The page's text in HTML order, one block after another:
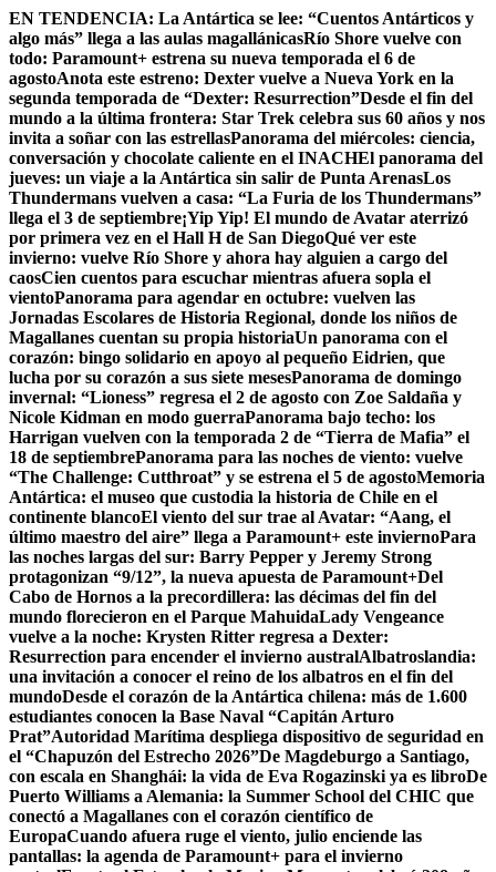
Skip
to
content
EN TENDENCIA: La Antártica se lee: “Cuentos Antárticos y
algo más” llega a las aulas magallánicasRío Shore vuelve con
todo: Paramount+ estrena su nueva temporada el 6 de
agostoAnota este estreno: Dexter vuelve a Nueva York en la
segunda temporada de “Dexter: Resurrection”Desde el fin del
mundo a la última frontera: Star Trek celebra sus 60 años y nos
invita a soñar con las estrellasPanorama del miércoles: ciencia,
conversación y chocolate caliente en el INACHEl panorama del
jueves: un viaje a la Antártica sin salir de Punta ArenasLos
Thundermans vuelven a casa: “La Furia de los Thundermans”
llega el 3 de septiembre¡Yip Yip! El mundo de Avatar aterrizó
por primera vez en el Hall H de San DiegoQué ver este
invierno: vuelve Río Shore y ahora hay alguien a cargo del
caosCien cuentos para escuchar mientras afuera sopla el
vientoPanorama para agendar en octubre: vuelven las
Jornadas Escolares de Historia Regional, donde los niños de
Magallanes cuentan su propia historiaUn panorama con el
corazón: bingo solidario en apoyo al pequeño Eidrien, que
lucha por su corazón a sus siete mesesPanorama de domingo
invernal: “Lioness” regresa el 2 de agosto con Zoe Saldaña y
Nicole Kidman en modo guerraPanorama bajo techo: los
Harrigan vuelven con la temporada 2 de “Tierra de Mafia” el
18 de septiembrePanorama para las noches de viento: vuelve
“The Challenge: Cutthroat” y se estrena el 5 de agostoMemoria
Antártica: el museo que custodia la historia de Chile en el
continente blancoEl viento del sur trae al Avatar: “Aang, el
último maestro del aire” llega a Paramount+ este inviernoPara
las noches largas del sur: Barry Pepper y Jeremy Strong
protagonizan “9/12”, la nueva apuesta de Paramount+Del
Cabo de Hornos a la precordillera: las décimas del fin del
mundo florecieron en el Parque MahuidaLady Vengeance
vuelve a la noche: Krysten Ritter regresa a Dexter:
Resurrection para encender el invierno australAlbatroslandia:
una invitación a conocer el reino de los albatros en el fin del
mundoDesde el corazón de la Antártica chilena: más de 1.600
estudiantes conocen la Base Naval “Capitán Arturo
Prat”Autoridad Marítima despliega dispositivo de seguridad en
el “Chapuzón del Estrecho 2026”De Magdeburgo a Santiago,
con escala en Shanghái: la vida de Eva Rogazinski ya es libroDe
Puerto Williams a Alemania: la Summer School del CHIC que
conectó a Magallanes con el corazón científico de
EuropaCuando afuera ruge el viento, julio enciende las
pantallas: la agenda de Paramount+ para el invierno